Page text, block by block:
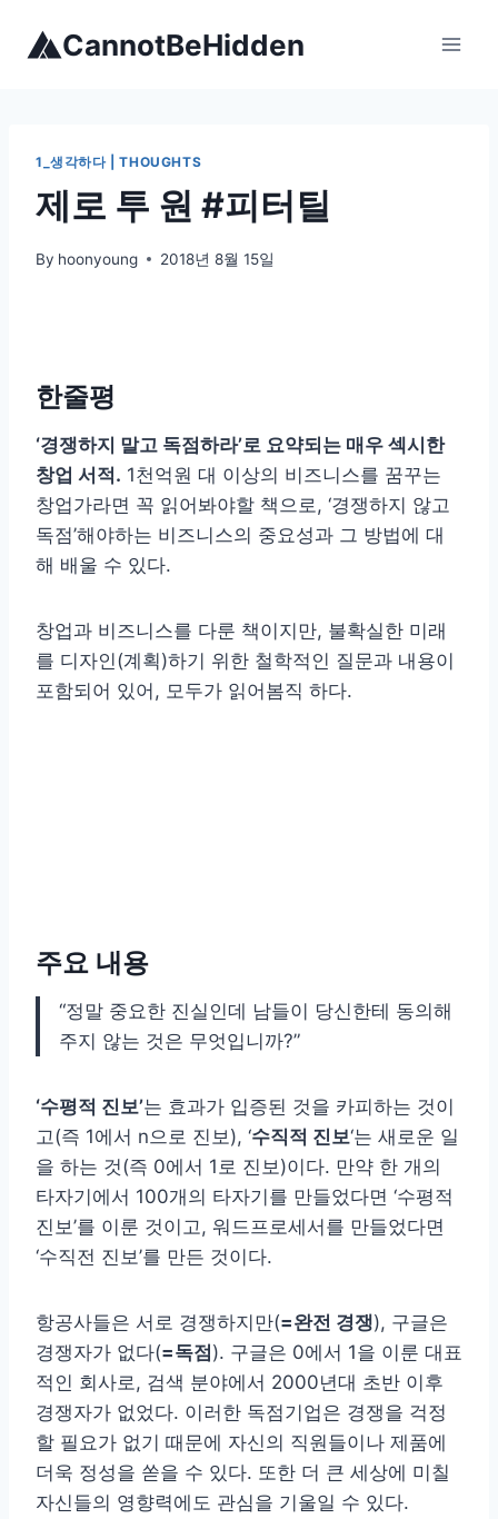
CannotBeHidden
1_생각하다 | THOUGHTS
제로 투 원 #피터틸
By hoonyoung 2018년 8월 15일
한줄평
‘경쟁하지 말고 독점하라’로 요약되는 매우 섹시한
창업 서적. 1천억원 대 이상의 비즈니스를 꿈꾸는
창업가라면 꼭 읽어봐야할 책으로, ‘경쟁하지 않고
독점’해야하는 비즈니스의 중요성과 그 방법에 대
해 배울 수 있다.
창업과 비즈니스를 다룬 책이지만, 불확실한 미래
를 디자인(계획)하기 위한 철학적인 질문과 내용이
포함되어 있어, 모두가 읽어봄직 하다.
주요 내용
“정말 중요한 진실인데 남들이 당신한테 동의해
주지 않는 것은 무엇입니까?”
‘수평적 진보’는 효과가 입증된 것을 카피하는 것이
고(즉 1에서 n으로 진보), ‘수직적 진보‘는 새로운 일
을 하는 것(즉 0에서 1로 진보)이다. 만약 한 개의
타자기에서 100개의 타자기를 만들었다면 ‘수평적
진보’를 이룬 것이고, 워드프로세서를 만들었다면
‘수직전 진보’를 만든 것이다.
항공사들은 서로 경쟁하지만(=완전 경쟁), 구글은
경쟁자가 없다(=독점). 구글은 0에서 1을 이룬 대표
적인 회사로, 검색 분야에서 2000년대 초반 이후
경쟁자가 없었다. 이러한 독점기업은 경쟁을 걱정
할 필요가 없기 때문에 자신의 직원들이나 제품에
더욱 정성을 쏟을 수 있다. 또한 더 큰 세상에 미칠
자신들의 영향력에도 관심을 기울일 수 있다.